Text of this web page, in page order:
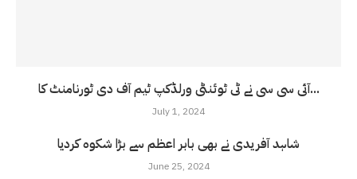
آئی سی سی نے ٹی ٹوئنٹی ورلڈکپ ٹیم آف دی ٹورنامنٹ کا...
July 1, 2024
شاہد آفریدی نے بھی بابر اعظم سے بڑا شکوہ کردیا
June 25, 2024